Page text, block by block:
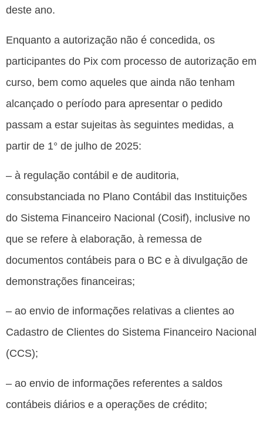
deste ano.
Enquanto a autorização não é concedida, os
participantes do Pix com processo de autorização em
curso, bem como aqueles que ainda não tenham
alcançado o período para apresentar o pedido
passam a estar sujeitas às seguintes medidas, a
partir de 1° de julho de 2025:
– à regulação contábil e de auditoria,
consubstanciada no Plano Contábil das Instituições
do Sistema Financeiro Nacional (Cosif), inclusive no
que se refere à elaboração, à remessa de
documentos contábeis para o BC e à divulgação de
demonstrações financeiras;
– ao envio de informações relativas a clientes ao
Cadastro de Clientes do Sistema Financeiro Nacional
(CCS);
– ao envio de informações referentes a saldos
contábeis diários e a operações de crédito;